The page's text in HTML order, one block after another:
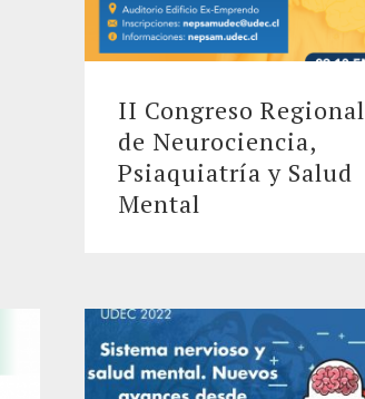
II Congreso Regional
de Neurociencia,
Psiaquiatría y Salud
Mental